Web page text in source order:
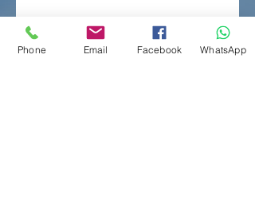
Phone Email Facebook WhatsApp